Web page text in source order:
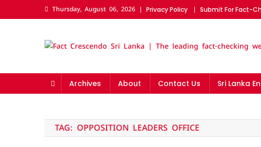
to
Thursday, August 06, 2026 Privacy Policy Submit For Fact-
Archives About Contact Us Sri Lanka
TAG: OPPOSITION LEADERS OFFICE